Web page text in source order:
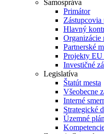
Samospráva
Primátor
Zástupcovia
Hlavný
Organizácie
Partnerské
Projekty EU
Investičné
Legislatíva
Štatút mesta
Všeobecne
Interné
Strategické
Územné